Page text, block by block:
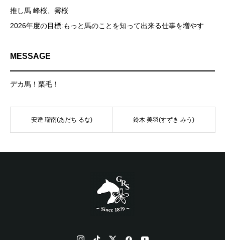
推し馬 峰桜、霽桜
2026年度の目標:もっと馬のことを知って出来る仕事を増やす
MESSAGE
デカ馬！栗毛！
安達 瑠南(あだち るな) 鈴木 美羽(すずき みう)